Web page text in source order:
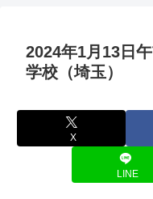
2024年1月13日
学校（埼玉）
X
LINE